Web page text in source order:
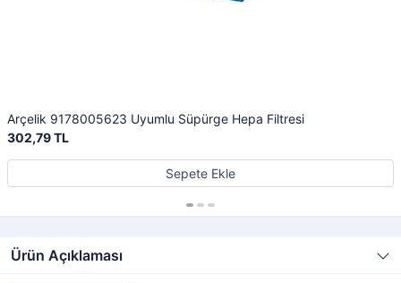
Arçelik 9178005623 Uyumlu Süpürge Hepa Filtresi
302,79 TL
Sepete Ekle
Ürün Açıklaması